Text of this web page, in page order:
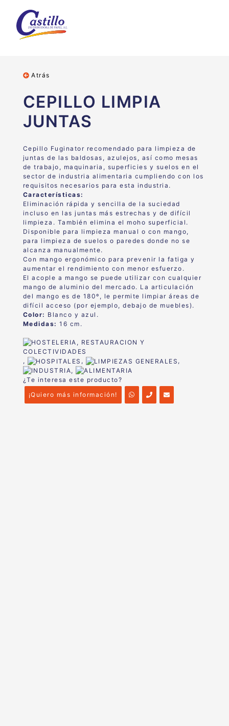
Atrás
CEPILLO LIMPIA
JUNTAS
Cepillo Fuginator recomendado para limpieza de
juntas de las baldosas, azulejos, así como mesas
de trabajo, maquinaria, superficies y suelos en el
sector de industria alimentaria cumpliendo con los
requisitos necesarios para esta industria.
Características:
Eliminación rápida y sencilla de la suciedad
incluso en las juntas más estrechas y de difícil
limpieza. También elimina el moho superficial.
Disponible para limpieza manual o con mango,
para limpieza de suelos o paredes donde no se
alcanza manualmente.
Con mango ergonómico para prevenir la fatiga y
aumentar el rendimiento con menor esfuerzo.
El acople a mango se puede utilizar con cualquier
mango de aluminio del mercado. La articulación
del mango es de 180º, le permite limpiar áreas de
difícil acceso (por ejemplo, debajo de muebles).
Color: Blanco y azul.
Medidas: 16 cm.
, ,
,
,
¿Te interesa este producto?
¡Quiero más información!